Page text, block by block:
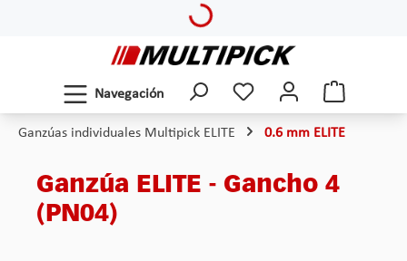
Loading...
Navegación
Ganzúas individuales Multipick ELITE 0.6 mm ELITE
Ganzúa ELITE - Gancho 4
(PN04)